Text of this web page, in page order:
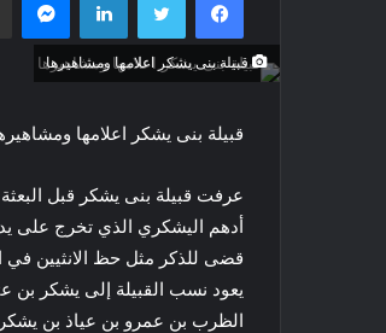
قبيلة بنى يشكر اعلامها ومشاهيرها
قبيلة بنى يشكر اعلامها
عرفت قبيلة بنى يشكر قبل البعثة
أدهم اليشكري الذي تخرج على
قضى للذكر مثل حظ الانثيين في
يعود نسب القبيلة إلى يشكر بن
الظرب بن عمرو بن عياذ بن